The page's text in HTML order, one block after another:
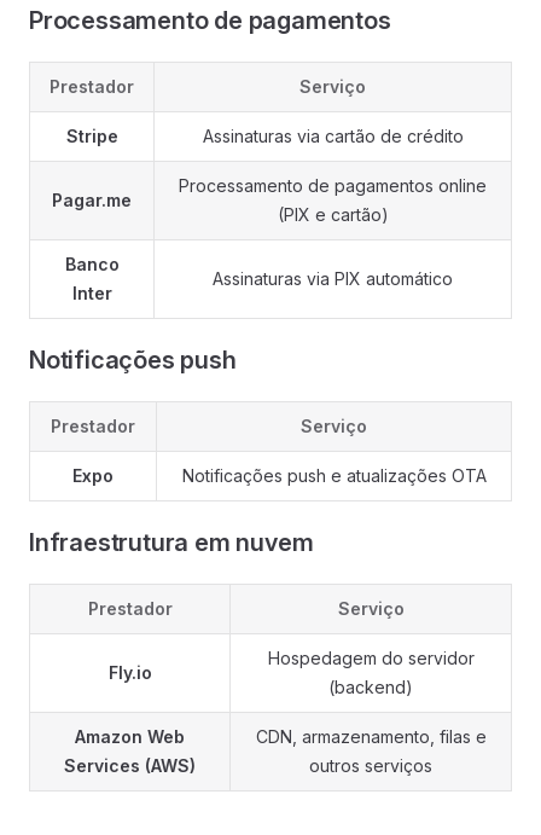
Processamento de pagamentos
Prestador Serviço
Stripe Assinaturas via cartão de crédito
Pagar.me
Processamento de pagamentos online
(PIX e cartão)
Banco
Inter
Assinaturas via PIX automático
Notificações push
Prestador Serviço
Expo Notificações push e atualizações OTA
Infraestrutura em nuvem
Prestador Serviço
Fly.io
Hospedagem do servidor
(backend)
Amazon Web
Services (AWS)
CDN, armazenamento, filas e
outros serviços